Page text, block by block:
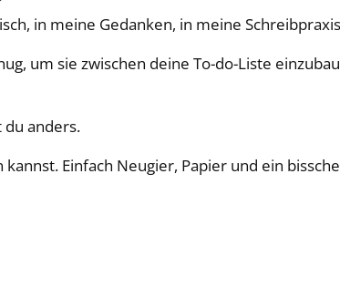
in meine Gedanken, in meine
um sie zwischen deine To-do-Liste
du anders.
Einfach Neugier, Papier und ein